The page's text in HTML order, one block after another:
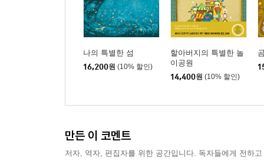
나의 특별한 섬
16,200원 (10% 할인)
할아버지의 특별한 놀
이공원
14,400원 (10% 할인)
만든 이 코멘트
저자, 역자, 편집자를 위한 공간입니다. 독자들에게 전하